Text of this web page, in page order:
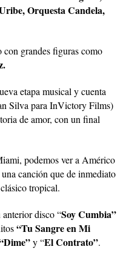
Orquesta Candela,
grandes figuras como
etapa musical y cuenta
Silva para InVictory Films)
de amor, con un final
podemos ver a Américo
canción que de inmediato
tropical.
anterior disco “Soy Cumbia”
“Tu Sangre en Mi
y “El Contrato”.